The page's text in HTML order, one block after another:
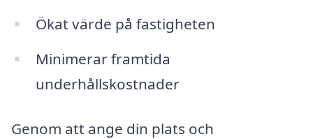
Ökat värde på fastigheten
Minimerar framtida
underhållskostnader
Genom att ange din plats och